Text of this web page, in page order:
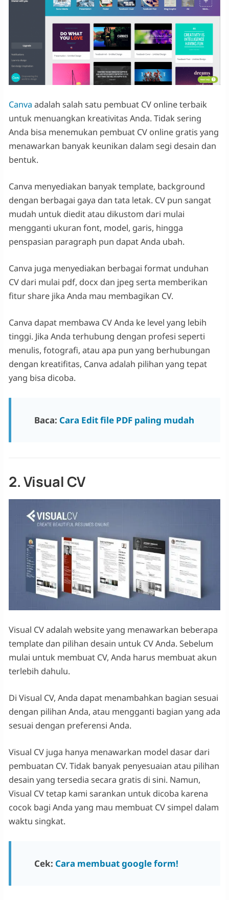
Canva adalah salah satu pembuat CV online terbaik
untuk menuangkan kreativitas Anda. Tidak sering
Anda bisa menemukan pembuat CV online gratis yang
menawarkan banyak keunikan dalam segi desain dan
bentuk.
Canva menyediakan banyak template, background
dengan berbagai gaya dan tata letak. CV pun sangat
mudah untuk diedit atau dikustom dari mulai
mengganti ukuran font, model, garis, hingga
penspasian paragraph pun dapat Anda ubah.
Canva juga menyediakan berbagai format unduhan
CV dari mulai pdf, docx dan jpeg serta memberikan
fitur share jika Anda mau membagikan CV.
Canva dapat membawa CV Anda ke level yang lebih
tinggi. Jika Anda terhubung dengan profesi seperti
menulis, fotografi, atau apa pun yang berhubungan
dengan kreatifitas, Canva adalah pilihan yang tepat
yang bisa dicoba.
Baca: Cara Edit file PDF paling mudah
2. Visual CV
Visual CV adalah website yang menawarkan beberapa
template dan pilihan desain untuk CV Anda. Sebelum
mulai untuk membuat CV, Anda harus membuat akun
terlebih dahulu.
Di Visual CV, Anda dapat menambahkan bagian sesuai
dengan pilihan Anda, atau mengganti bagian yang ada
sesuai dengan preferensi Anda.
Visual CV juga hanya menawarkan model dasar dari
pembuatan CV. Tidak banyak penyesuaian atau pilihan
desain yang tersedia secara gratis di sini. Namun,
Visual CV tetap kami sarankan untuk dicoba karena
cocok bagi Anda yang mau membuat CV simpel dalam
waktu singkat.
Cek: Cara membuat google form!